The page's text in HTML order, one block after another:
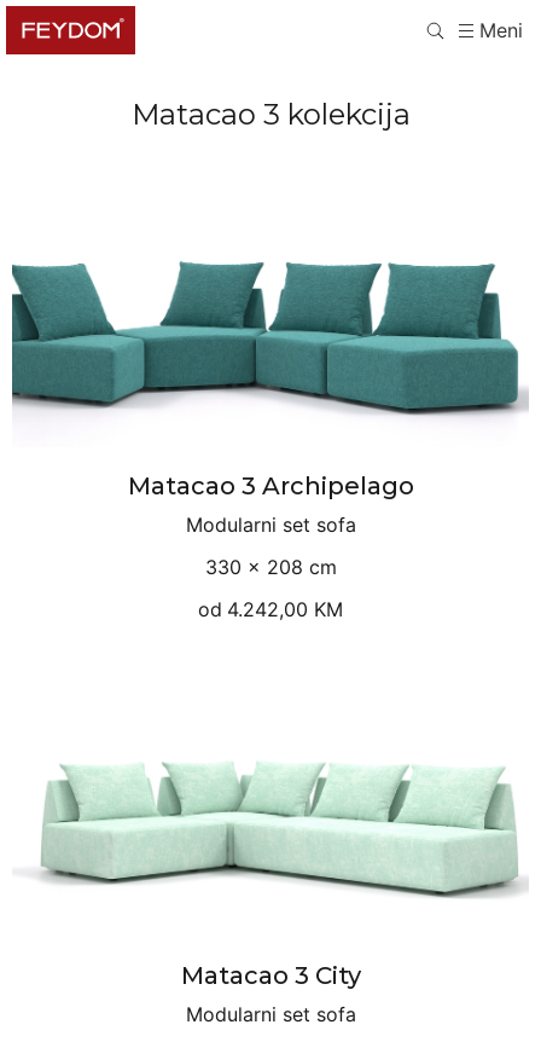
Meni
Matacao 3 kolekcija
Matacao 3 Archipelago
Modularni set sofa
330 × 208 cm
od 4.242,00 KM
Matacao 3 City
Modularni set sofa